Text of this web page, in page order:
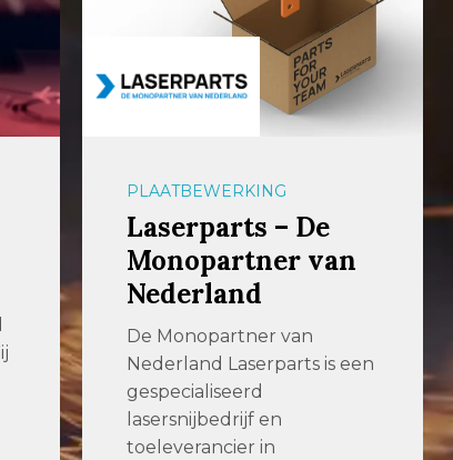
PLAATBEWERKING
Renneberg
Renneberg is een
toonaangevend
metaalbewerkingsbedrijf
met meer dan 100 jaar
ervaring. Dankzij
verregaande
automatisering […]